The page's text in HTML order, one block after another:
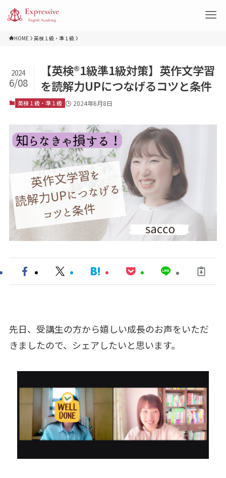
HOME 英検１級・準１級
【英検®1級準1級対策】英作文学習
を読解力UPにつなげるコツと条件
2024
6/08
英検１級・準１級 2024年6月8日
先日、受講生の方から嬉しい成長のお声をいただ
きましたので、シェアしたいと思います。